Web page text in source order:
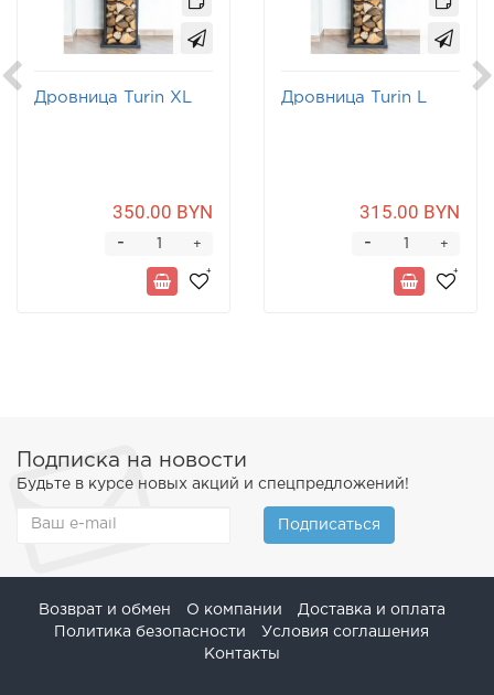
Дровница Turin XL
350.00 BYN
+
-
Дровница Turin L
315.00 BYN
+
-
Подписка на новости
Будьте в курсе новых акций и спецпредложений!
Подписаться
Возврат и обмен О компании
Доставка и оплата
Политика безопасности
Условия соглашения
Контакты